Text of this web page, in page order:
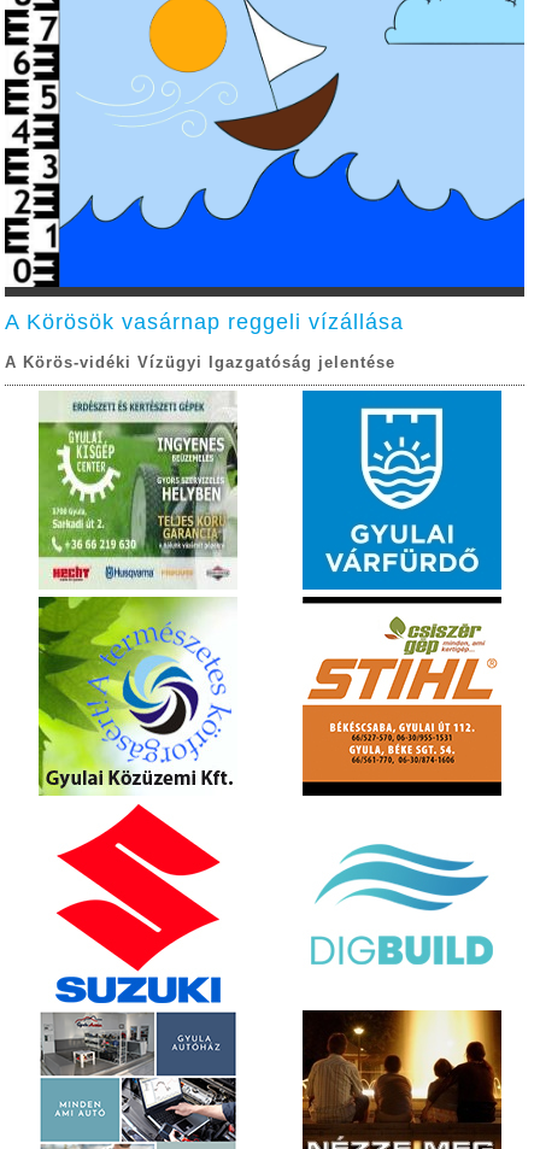
A Körösök vasárnap reggeli vízállása
A Körös-vidéki Vízügyi Igazgatóság jelentése